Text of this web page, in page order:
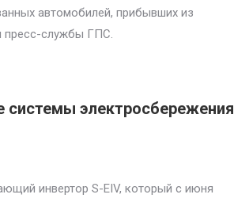
автомобилей, прибывших из
пресс-службы ГПС.
системы электросбережения
инвертор S-EIV, который с июня